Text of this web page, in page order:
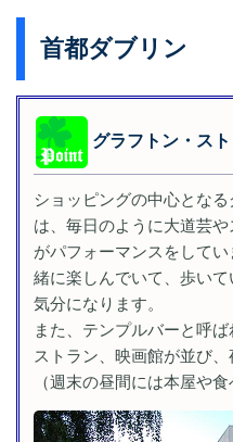
首都ダブリン
グラフトン・ス
ショッピングの中心とな
は、毎日のように大道芸
がパフォーマンスをして
緒に楽しんでいて、歩い
気分になります。
また、テンプルバーと呼
ストラン、映画館が並び、
（週末の昼間には本屋や